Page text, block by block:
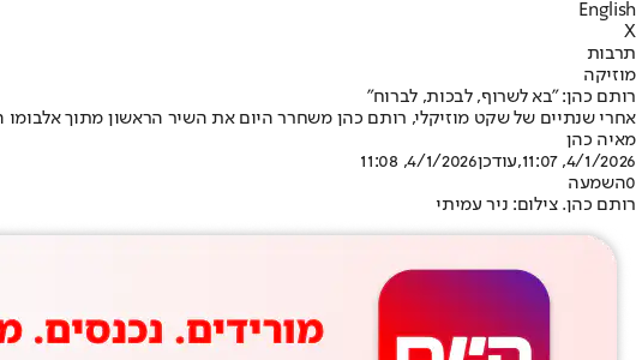
English
X
תרבות
מוזיקה
רותם כהן: "בא לשרוף, לבכות, לברוח"
אחרי שנתיים של שקט מוזיקלי, רותם כהן משחרר היום את השיר הראשון מתוך אלבומו
מאיה כהן
4/1/2026, 11:07
,עודכן4/1/2026, 11:08
0השמעה
רותם כהן. צילום: ניר עמיתי